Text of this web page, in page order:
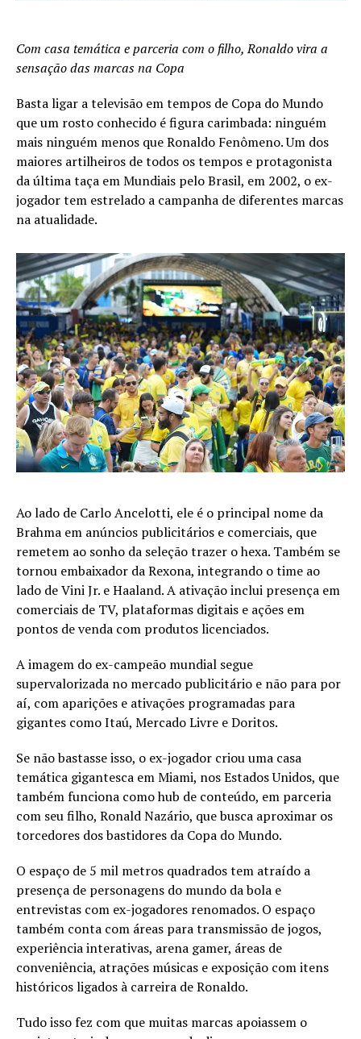
Com casa temática e parceria com o filho, Ronaldo vira a
sensação das marcas na Copa
Basta ligar a televisão em tempos de Copa do Mundo
que um rosto conhecido é figura carimbada: ninguém
mais ninguém menos que Ronaldo Fenômeno. Um dos
maiores artilheiros de todos os tempos e protagonista
da última taça em Mundiais pelo Brasil, em 2002, o ex-
jogador tem estrelado a campanha de diferentes marcas
na atualidade.
Ao lado de Carlo Ancelotti, ele é o principal nome da
Brahma em anúncios publicitários e comerciais, que
remetem ao sonho da seleção trazer o hexa. Também se
tornou embaixador da Rexona, integrando o time ao
lado de Vini Jr. e Haaland. A ativação inclui presença em
comerciais de TV, plataformas digitais e ações em
pontos de venda com produtos licenciados.
A imagem do ex-campeão mundial segue
supervalorizada no mercado publicitário e não para por
aí, com aparições e ativações programadas para
gigantes como Itaú, Mercado Livre e Doritos.
Se não bastasse isso, o ex-jogador criou uma casa
temática gigantesca em Miami, nos Estados Unidos, que
também funciona como hub de conteúdo, em parceria
com seu filho, Ronald Nazário, que busca aproximar os
torcedores dos bastidores da Copa do Mundo.
O espaço de 5 mil metros quadrados tem atraído a
presença de personagens do mundo da bola e
entrevistas com ex-jogadores renomados. O espaço
também conta com áreas para transmissão de jogos,
experiência interativas, arena gamer, áreas de
conveniência, atrações músicas e exposição com itens
históricos ligados à carreira de Ronaldo.
Tudo isso fez com que muitas marcas apoiassem o